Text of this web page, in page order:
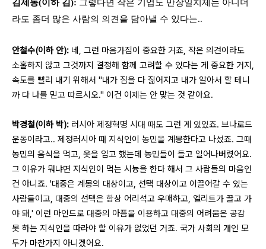
김제동(이하 김): 그렇다면 작은 기업도 만장일치제는 아니더
라도 좀더 많은 사람의 의견을 담아낼 수 있다는..
안철수(이하 안): 네, 그런 마음가짐이 중요한 거죠, 작은 의견이라도
소홀하지 않고 그것까지 결정해 함께 고려할 수 있다는 게 중요한 거지,
속도를 빨리 내기 위해서 "내가 짐을 다 짊어지고 내가 알아서 할 테니
까 다 나를 믿고 따르시오." 이건 이제는 안 맞는 것 같아요.
박경철(이하 박): 러시아 제정혁명 시대 때도 그런 게 있었죠. 브나로드
운동이라고.. 제정러시아 때 지식인이 농민을 계몽한다고 나섰죠. 그때
농민의 음식을 먹고, 옷을 입고 했는데 농민들이 들고 일어나버렸어요.
그 이유가 뭐냐면 지식인이 먹는 시늉을 한다 해서 그 사람들의 마음인
건 아니죠. '대중은 계몽의 대상이고, 선택 대상이고 이끌어갈 수 있는
사람들이고, 대중의 선택은 항상 어리석고 우매하고, 엘리트가 끌고 가
야 돼,' 이런 마인드로 대중의 아픔을 이용하고 대중의 어려움은 공감
못 하는 지식인을 따라야 할 이유가 없었던 거죠. 국가 사회의 개인 모
두가 마찬가지 아니겠어요.